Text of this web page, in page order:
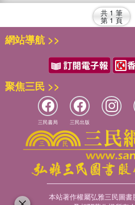
共 1 筆
第 1 頁
網站導航 >>
聚焦三民 >>
三民書局 三民出版
本站著作權屬弘雅三民圖書